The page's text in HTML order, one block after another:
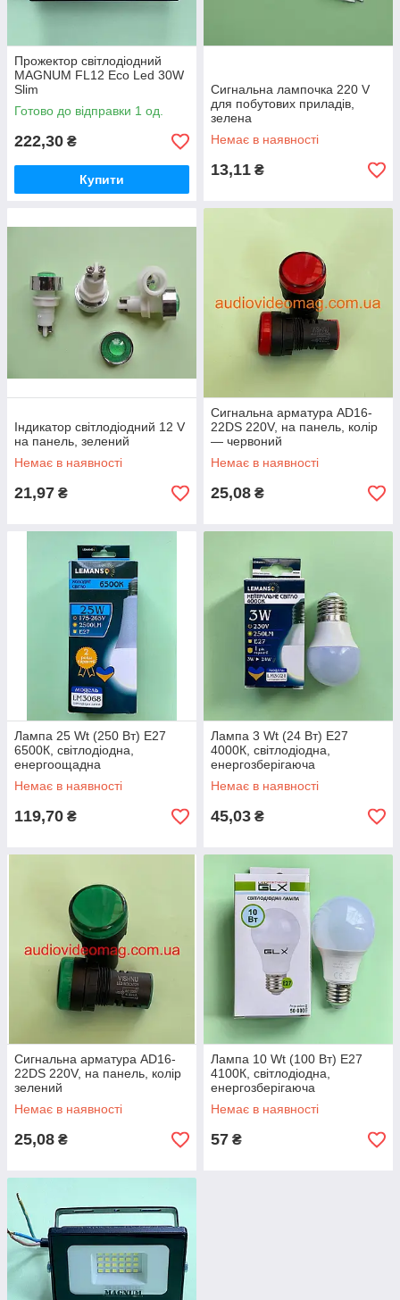
Прожектор світлодіодний
MAGNUM FL12 Eco Led 30W
Slim
Готово до відправки 1 од.
222,30 ₴
Купити
Сигнальна лампочка 220 V
для побутових приладів,
зелена
Немає в наявності
13,11 ₴
Індикатор світлодіодний 12 V
на панель, зелений
Немає в наявності
21,97 ₴
Сигнальна арматура AD16-
22DS 220V, на панель, колір
— червоний
Немає в наявності
25,08 ₴
Лампа 25 Wt (250 Вт) Е27
6500К, світлодіодна,
енергоощадна
Немає в наявності
119,70 ₴
Лампа 3 Wt (24 Вт) Е27
4000К, світлодіодна,
енергозберігаюча
Немає в наявності
45,03 ₴
Сигнальна арматура AD16-
22DS 220V, на панель, колір
зелений
Немає в наявності
25,08 ₴
Лампа 10 Wt (100 Вт) Е27
4100К, світлодіодна,
енергозберігаюча
Немає в наявності
57 ₴